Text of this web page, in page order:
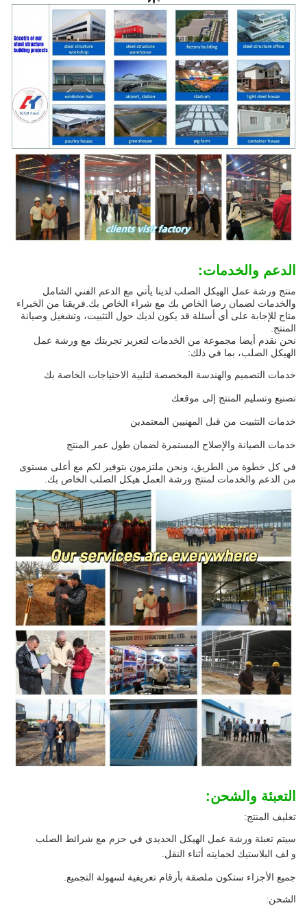
الدعم والخدمات:
منتج ورشة عمل الهيكل الصلب لدينا يأتي مع الدعم الفني الشامل
والخدمات لضمان رضا الخاص بك مع شراء الخاص بك.فريقنا من الخبراء
متاح للإجابة على أي أسئلة قد يكون لديك حول التثبيت، وتشغيل وصيانة
المنتج.
نحن نقدم أيضا مجموعة من الخدمات لتعزيز تجربتك مع ورشة عمل
الهيكل الصلب، بما في ذلك:
خدمات التصميم والهندسة المخصصة لتلبية الاحتياجات الخاصة بك
تصنيع وتسليم المنتج إلى موقعك
خدمات التثبيت من قبل المهنيين المعتمدين
خدمات الصيانة والإصلاح المستمرة لضمان طول عمر المنتج
في كل خطوة من الطريق، ونحن ملتزمون بتوفير لكم مع أعلى مستوى
من الدعم والخدمات لمنتج ورشة العمل هيكل الصلب الخاص بك.
التعبئة والشحن:
تغليف المنتج:
سيتم تعبئة ورشة عمل الهيكل الحديدي في حزم مع شرائط الصلب
و لف البلاستيك لحمايته أثناء النقل.
جميع الأجزاء ستكون ملصقة بأرقام تعريفية لسهولة التجميع.
الشحن: